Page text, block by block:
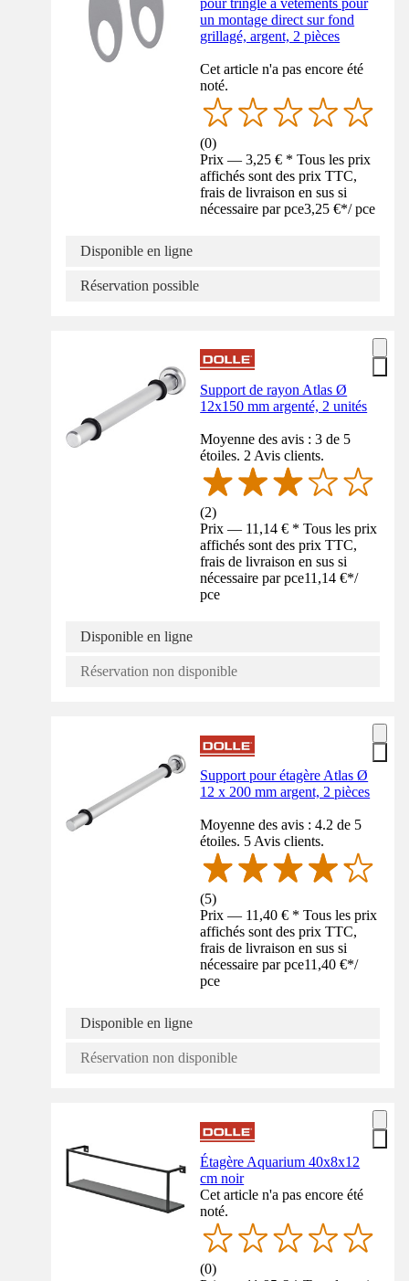
un montage direct sur fond
grillagé, argent, 2 pièces
Cet article n'a pas encore été
noté.
(0)
Prix — 3,25 € * Tous les prix
affichés sont des prix TTC,
frais de livraison en sus si
nécessaire par pce3,25 €*/ pce
Disponible en ligne
Réservation possible
Support de rayon Atlas Ø
12x150 mm argenté, 2 unités
Moyenne des avis : 3 de 5
étoiles. 2 Avis clients.
(2)
Prix — 11,14 € * Tous les prix
affichés sont des prix TTC,
frais de livraison en sus si
nécessaire par pce11,14 €*/
pce
Disponible en ligne
Réservation non disponible
Support pour étagère Atlas Ø
12 x 200 mm argent, 2 pièces
Moyenne des avis : 4.2 de 5
étoiles. 5 Avis clients.
(5)
Prix — 11,40 € * Tous les prix
affichés sont des prix TTC,
frais de livraison en sus si
nécessaire par pce11,40 €*/
pce
Disponible en ligne
Réservation non disponible
Étagère Aquarium 40x8x12
cm noir
Cet article n'a pas encore été
noté.
(0)